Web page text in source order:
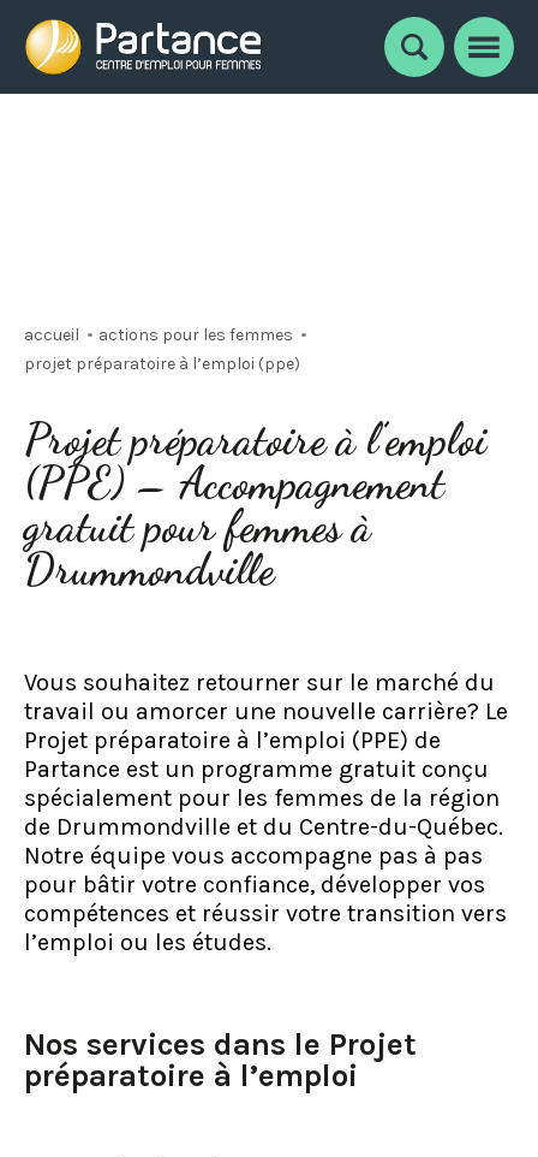
Notre équipe
Faire carrière chez Partance
accueil
actions pour les femmes
projet préparatoire à l’emploi (ppe)
Projet préparatoire à l’emploi
(PPE) – Accompagnement
gratuit pour femmes à
Drummondville
Vous souhaitez retourner sur le marché du
travail ou amorcer une nouvelle carrière? Le
Projet préparatoire à l’emploi (PPE) de
Partance est un programme gratuit conçu
spécialement pour les femmes de la région
de Drummondville et du Centre-du-Québec.
Notre équipe vous accompagne pas à pas
pour bâtir votre confiance, développer vos
compétences et réussir votre transition vers
l’emploi ou les études.
Nos services dans le Projet
préparatoire à l’emploi